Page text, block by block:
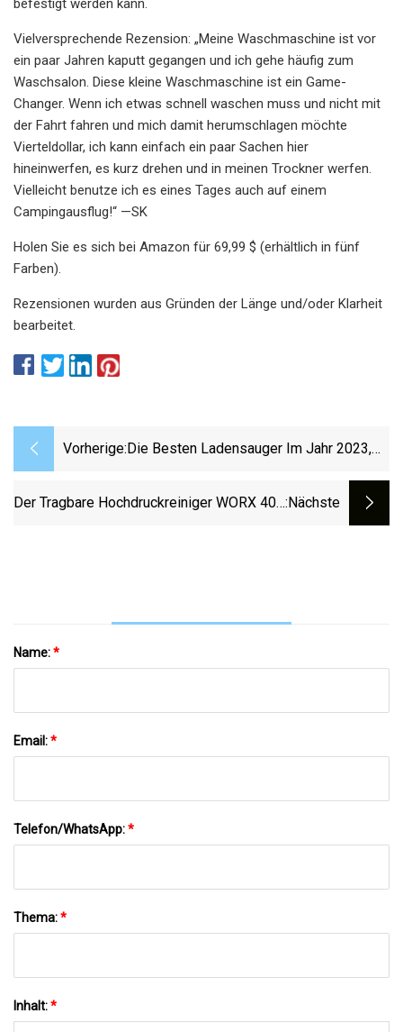
befestigt werden kann.
Vielversprechende Rezension: „Meine Waschmaschine ist vor
ein paar Jahren kaputt gegangen und ich gehe häufig zum
Waschsalon. Diese kleine Waschmaschine ist ein Game-
Changer. Wenn ich etwas schnell waschen muss und nicht mit
der Fahrt fahren und mich damit herumschlagen möchte
Vierteldollar, ich kann einfach ein paar Sachen hier
hineinwerfen, es kurz drehen und in meinen Trockner werfen.
Vielleicht benutze ich es eines Tages auch auf einem
Campingausflug!“ —SK
Holen Sie es sich bei Amazon für 69,99 $ (erhältlich in fünf
Farben).
Rezensionen wurden aus Gründen der Länge und/oder Klarheit
bearbeitet.
Vorherige: Die Besten Ladensauger Im Jahr 2023,
Der Tragbare Hochdruckreiniger WORX 40V:nächste
Name:*
Email:*
Telefon/WhatsApp:*
Thema:*
Inhalt:*